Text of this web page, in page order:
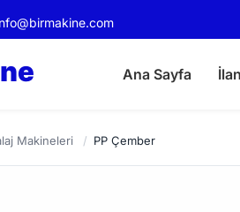
Ana Sayfa
Makineleri / PP Çember